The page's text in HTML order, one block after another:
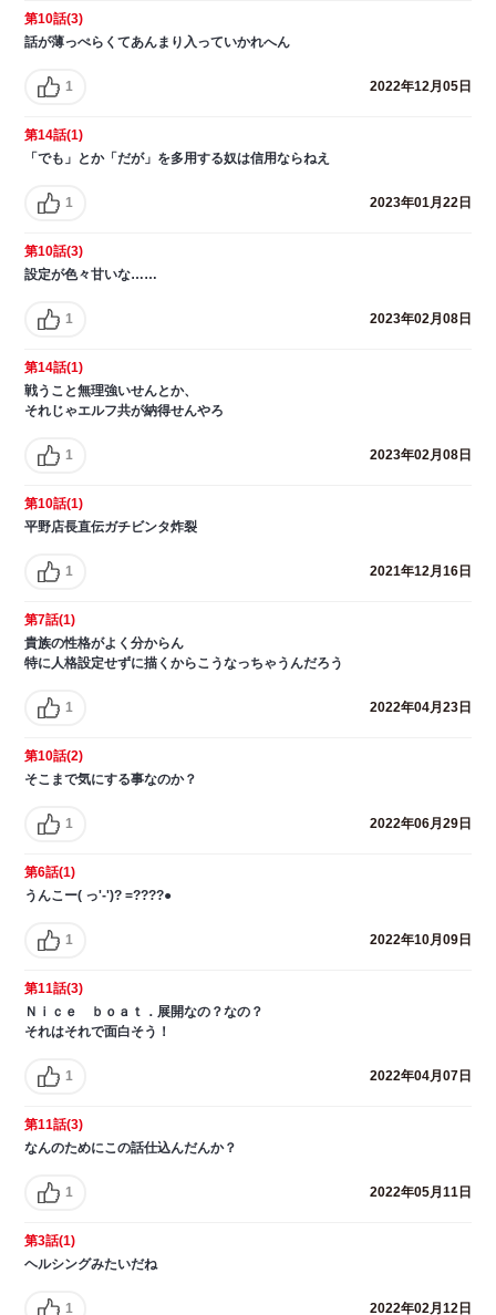
第10話(3)
話が薄っぺらくてあんまり入っていかれへん
1 2022年12月05日
第14話(1)
「でも」とか「だが」を多用する奴は信用ならねえ
1 2023年01月22日
第10話(3)
設定が色々甘いな……
1 2023年02月08日
第14話(1)
戦うこと無理強いせんとか、
それじゃエルフ共が納得せんやろ
1 2023年02月08日
第10話(1)
平野店長直伝ガチビンタ炸裂
1 2021年12月16日
第7話(1)
貴族の性格がよく分からん
特に人格設定せずに描くからこうなっちゃうんだろう
1 2022年04月23日
第10話(2)
そこまで気にする事なのか？
1 2022年06月29日
第6話(1)
うんこー( っ'-')? =????●
1 2022年10月09日
第11話(3)
Ｎｉｃｅ ｂｏａｔ．展開なの？なの？
それはそれで面白そう！
1 2022年04月07日
第11話(3)
なんのためにこの話仕込んだんか？
1 2022年05月11日
第3話(1)
ヘルシングみたいだね
1 2022年02月12日